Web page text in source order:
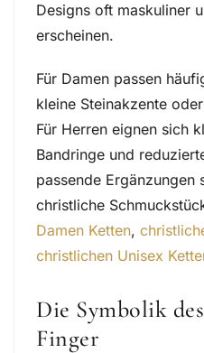
Designs oft maskuliner
erscheinen.
Für Damen passen
kleine Steinakzente
Für Herren eignen sich
Bandringe und
passende Ergänzungen
christliche
Damen Ketten,
christlichen Unisex
Die Symbolik
Finger